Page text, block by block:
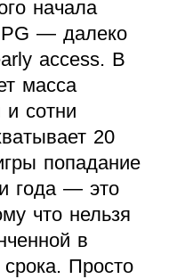
начала
— далеко
access. В
масса
сотни
20
попадание
года — это
что нельзя
в
срока. Просто